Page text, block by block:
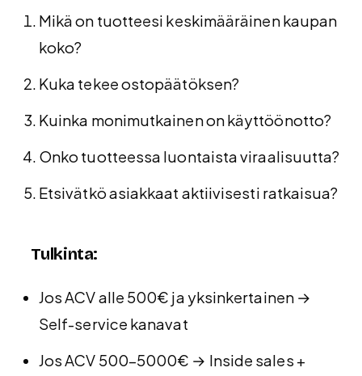
Mikä on tuotteesi keskimääräinen kaupan
koko?
Kuka tekee ostopäätöksen?
Kuinka monimutkainen on käyttöönotto?
Onko tuotteessa luontaista viraalisuutta?
Etsivätkö asiakkaat aktiivisesti ratkaisua?
Tulkinta:
Jos ACV alle 500€ ja yksinkertainen →
Self-service kanavat
Jos ACV 500-5000€ → Inside sales +